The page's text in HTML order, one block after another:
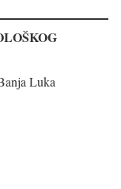
Luka